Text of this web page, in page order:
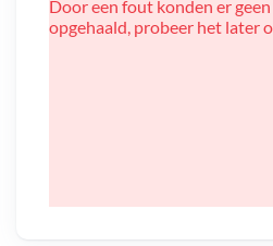
Door een fout konden er
opgehaald, probeer het later